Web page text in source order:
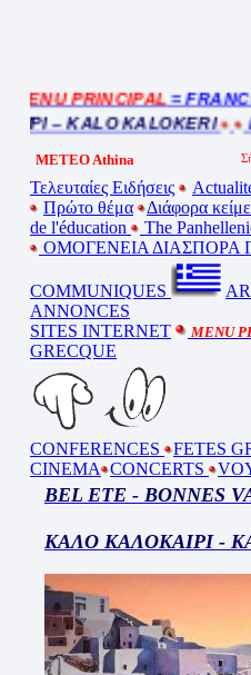
PRINCIPAL= FRANCE
– KALO KALOKERI
METEO Athina
Τελευταίες Ειδήσεις
Πρώτο θέμα
Διάφορα
de l'éducation
The
ΟΜΟΓΕΝΕΙΑ ΔΙΑΣΠΟΡΑ
COMMUNIQUES
ANNONCES
SITES INTERNET
MENU
GRECQUE
CONFERENCES
FETES
CINEMA CONCERTS
BEL ETE - BONNES
ΚΑΛΟ ΚΑΛΟΚΑΙΡΙ -